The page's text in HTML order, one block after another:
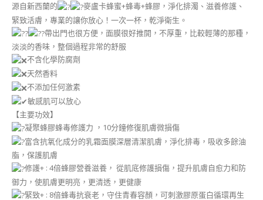
源自新西蘭的
麥盧卡蜂蜜+蜂毒+蜂膠，淨化排濁、滋養修護、
緊致活膚，專業的讓你放心！一次一杯，乾淨衛生。
帶出門也很方便，面膜很好推開，不厚重，比較輕薄的那種，
淡淡的香味，整個過程非常的舒服
不含化學防腐劑
天然香料
不添加任何激素
敏感肌可以放心
【主要功效】
凝聚蜂膠蜂毒修護力 ，10分鐘修復肌膚微損傷
富含抗氧化成分的乳霜面膜深層清潔肌膚，淨化排毒，吸收多餘油
脂，保護肌膚
修護+ : 4倍蜂膠營養滋養， 從肌底修護損傷，提升肌膚自愈力和防
御力，使肌膚更明亮，更清透，更健康
緊致+ : 8倍蜂毒抗衰老，守住青春容顏，可刺激膠原蛋白循環再生